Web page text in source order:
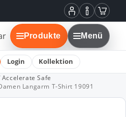
Mein
Konto
Informationen
Produkte Menü
Login Kollektion
Accelerate Safe
Langarm T-Shirt 19091